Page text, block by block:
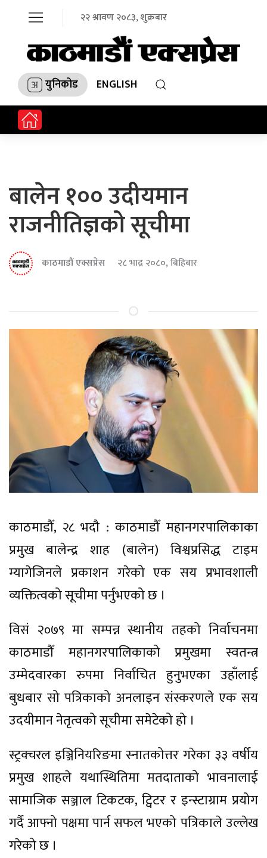
२२ श्रावण २०८३, शुक्रबार
युनिकोड ENGLISH
बालेन १०० उदीयमान
राजनीतिज्ञको सूचीमा
काठमाडौं एक्सप्रेस २८ भाद्र २०८०, बिहिबार
काठमाडौँ, २८ भदौ : काठमाडौँ महानगरपालिकाका
प्रमुख बालेन्द्र शाह (बालेन) विश्वप्रसिद्ध टाइम
म्यागेजिनले प्रकाशन गरेको एक सय प्रभावशाली
व्यक्तित्वको सूचीमा पर्नुभएको छ ।
विसं २०७९ मा सम्पन्न स्थानीय तहको निर्वाचनमा
काठमाडौँ महानगरपालिकाको प्रमुखमा स्वतन्त्र
उम्मेदवारका रुपमा निर्वाचित हुनुभएका उहाँलाई
बुधबार सो पत्रिकाको अनलाइन संस्करणले एक सय
उदयीमान नेतृत्वको सूचीमा समेटेको हो ।
स्ट्रक्चरल इञ्जिनियरिङमा स्नातकोत्तर गरेका ३३ वर्षीय
प्रमुख शाहले यथास्थितिमा मतदाताको भावनालाई
सामाजिक सञ्जाल टिकटक, ट्विटर र इन्स्टाग्राम प्रयोग
गर्दै आफ्नो पक्षमा पार्न सफल भएको पत्रिकाले उल्लेख
गरेको छ ।